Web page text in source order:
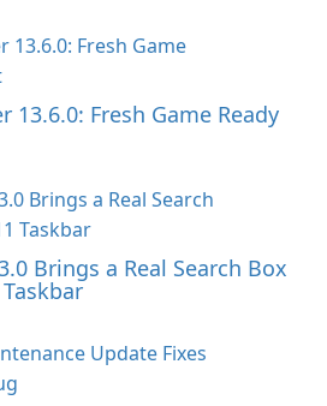
Fresh Game Ready
Brings a Real Search Box